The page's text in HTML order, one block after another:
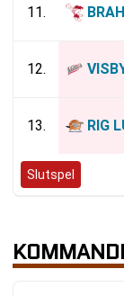
11.
12.
13. RIG
Slutspel